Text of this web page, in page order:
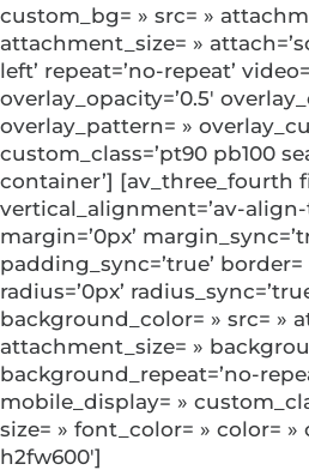
custom_bg= » src= »
attachment_size= »
left’ repeat=’no-repeat’
overlay_opacity=’0.5′
overlay_pattern= »
custom_class=’pt90 pb100
container’] [av_three_fourth
vertical_alignment=’av-align-
margin=’0px’
padding_sync=’true’
radius=’0px’
background_color= » src= »
attachment_size= »
background_repeat=’no-
mobile_display= »
size= » font_color= » color= »
h2fw600′]